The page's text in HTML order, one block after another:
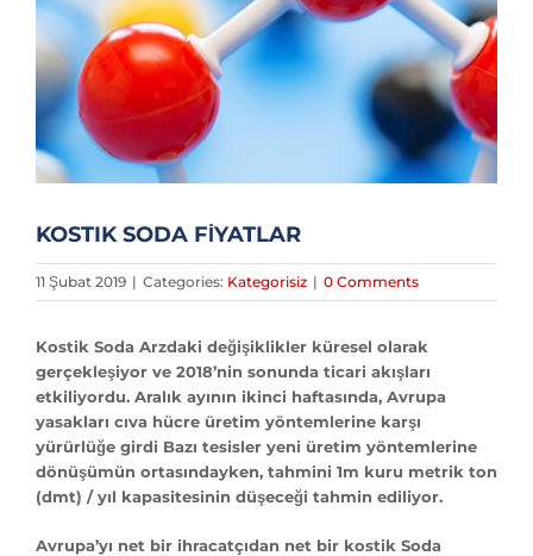
KOSTIK SODA FİYATLAR
11 Şubat 2019 | Categories: Kategorisiz | 0 Comments
Kostik Soda Arzdaki değişiklikler küresel olarak
gerçekleşiyor ve 2018’nin sonunda ticari akışları
etkiliyordu. Aralık ayının ikinci haftasında, Avrupa
yasakları cıva hücre üretim yöntemlerine karşı
yürürlüğe girdi Bazı tesisler yeni üretim yöntemlerine
dönüşümün ortasındayken, tahmini 1m kuru metrik ton
(dmt) / yıl kapasitesinin düşeceği tahmin ediliyor.
Avrupa’yı net bir ihracatçıdan net bir kostik Soda